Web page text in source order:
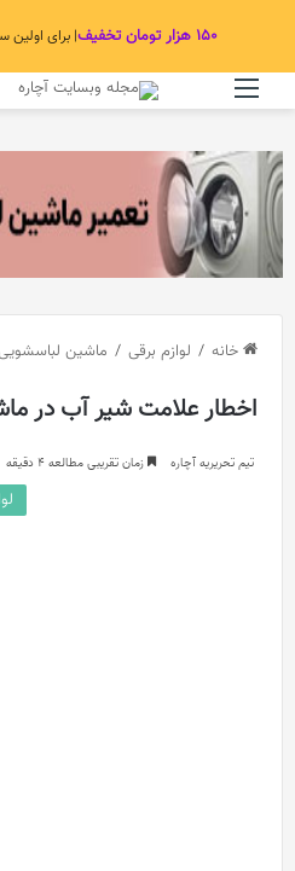
۱۵۰ هزار تومان تخفیف | برای
خانه / لوازم برقی / ماشین
اخطار علامت شیر آب در
تیم تحریریه آچاره زمان تقریبی مطالعه 4 دقیقه